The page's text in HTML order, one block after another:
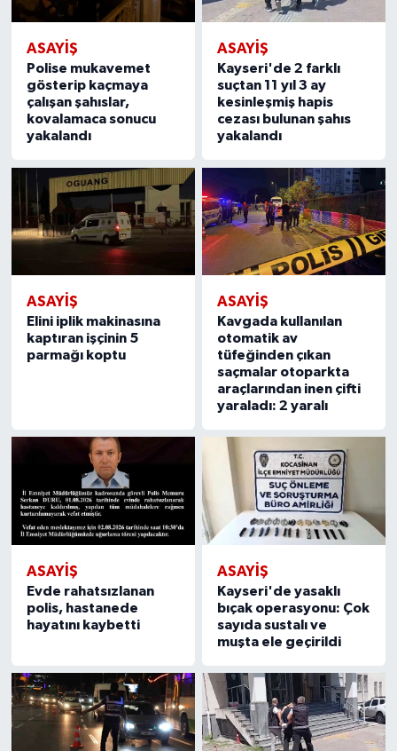
ASAYIŞ
Polise mukavemet
gösterip kaçmaya
çalışan şahıslar,
kovalamaca sonucu
yakalandı
ASAYIŞ
Kayseri'de 2 farklı
suçtan 11 yıl 3 ay
kesinleşmiş hapis
cezası bulunan şahıs
yakalandı
ASAYIŞ
Elini iplik makinasına
kaptıran işçinin 5
parmağı koptu
ASAYIŞ
Kavgada kullanılan
otomatik av
tüfeğinden çıkan
saçmalar otoparkta
araçlarından inen çifti
yaraladı: 2 yaralı
ASAYIŞ
Evde rahatsızlanan
polis, hastanede
hayatını kaybetti
ASAYIŞ
Kayseri'de yasaklı
bıçak operasyonu: Çok
sayıda sustalı ve
muşta ele geçirildi